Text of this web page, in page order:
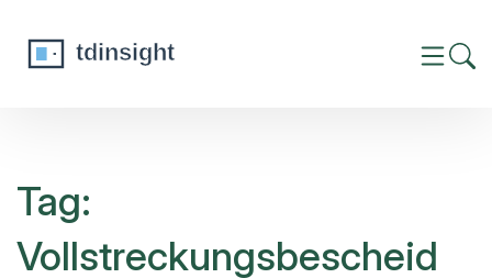
Tag:
Vollstreckungsbescheid